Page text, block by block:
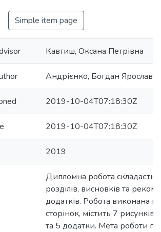
Simple item page
Кавтиш, Оксана Петрівна
Андрієнко, Богдан
2019-10-04T07:18:30Z
2019-10-04T07:18:30Z
2019
Дипломна робота
розділів, висновків та
додатків. Робота виконана в
сторінок, містить 7 рисунків,
та 5 додатки. Мета роботи